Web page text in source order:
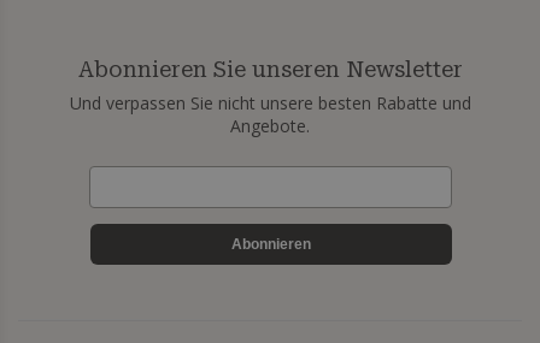
Abonnieren Sie unseren Newsletter
Und verpassen Sie nicht unsere besten Rabatte und
Angebote.
Abonnieren